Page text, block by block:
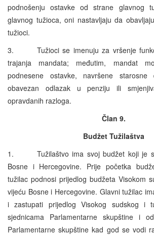
podnošenju ostavke od strane glavnog
glavnog tužioca, oni nastavljaju da
tužioci.
3. Tužioci se imenuju za vršenje
trajanja mandata; međutim, mandat
podnesene ostavke, navršene
obavezan odlazak u penziju ili
opravdanih razloga.
Član 9.
Budžet Tužilaštva
1. Tužilaštvo ima svoj budžet koji je
Bosne i Hercegovine. Prije početka
tužilac podnosi prijedlog budžeta Visokom
vijeću Bosne i Hercegovine. Glavni tužilac
i zastupati prijedlog Visokog sudskog i
sjednicama Parlamentarne skupštine i
Parlamentarne skupštine kad god se vodi